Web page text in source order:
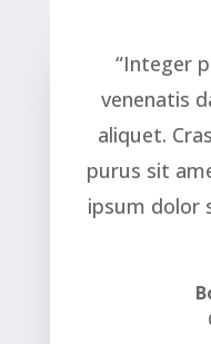
“Integer
venenatis
aliquet.
purus sit
ipsum dolor